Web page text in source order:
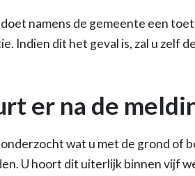
namens de gemeente een
Indien dit het geval is, zal u zelf
er na de
wat u met de grond of
U hoort dit uiterlijk binnen vijf